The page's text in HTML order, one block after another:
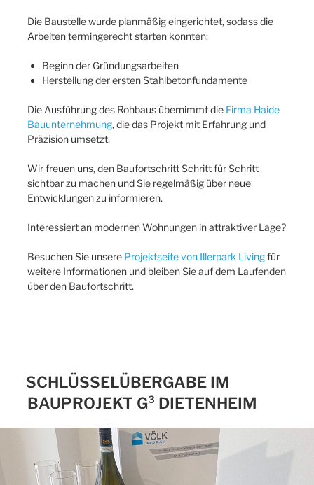
Die Baustelle wurde planmäßig eingerichtet, sodass die
Arbeiten termingerecht starten konnten:
Beginn der Gründungsarbeiten
Herstellung der ersten Stahlbetonfundamente
Die Ausführung des Rohbaus übernimmt die Firma Haide
Bauunternehmung, die das Projekt mit Erfahrung und
Präzision umsetzt.
Wir freuen uns, den Baufortschritt Schritt für Schritt
sichtbar zu machen und Sie regelmäßig über neue
Entwicklungen zu informieren.
Interessiert an modernen Wohnungen in attraktiver Lage?
Besuchen Sie unsere Projektseite von Illerpark Livingfür
weitere Informationen und bleiben Sie auf dem Laufenden
über den Baufortschritt.
SCHLÜSSELÜBERGABE IM
BAUPROJEKT G³ DIETENHEIM